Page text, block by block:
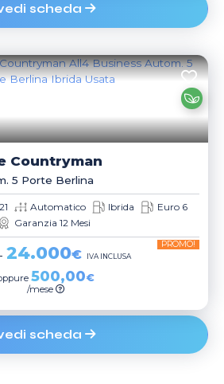
scheda
Countryman
5 Porte Berlina
Automatico Ibrida
Euro 6
Garanzia 12 Mesi
24.000€
PROMO!
IVA INCLUSA
500,00€
/mese
scheda